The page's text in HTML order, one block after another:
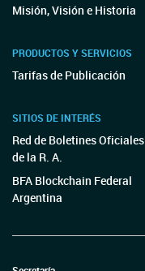
Misión, Visión e Historia
PRODUCTOS Y SERVICIOS
Tarifas de Publicación
SITIOS DE INTERÉS
Red de Boletines Oficiales
de la R. A.
BFA Blockchain Federal
Argentina